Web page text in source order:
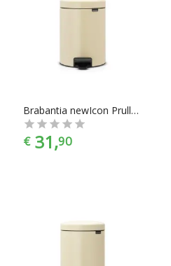
Brabantia newIcon Prullenbak - 5 l - Almond
€ 31,90